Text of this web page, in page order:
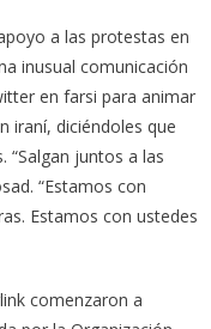
a las protestas en
inusual comunicación
en farsi para animar
iraní, diciéndoles que
“Salgan juntos a las
“Estamos con
Estamos con ustedes
comenzaron a